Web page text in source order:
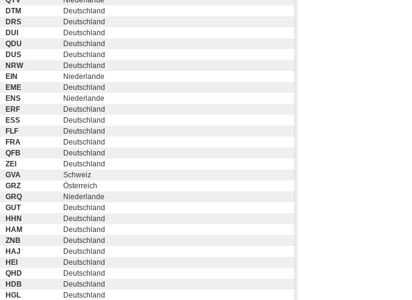
DTM
Deutschland
DRS
Deutschland
DUI
Deutschland
QDU
Deutschland
DUS
Deutschland
NRW
Deutschland
EIN
Niederlande
EME
Deutschland
ENS
Niederlande
ERF
Deutschland
ESS
Deutschland
FLF
Deutschland
FRA
Deutschland
QFB
Deutschland
ZEI
Deutschland
GVA
Schweiz
GRZ
Österreich
GRQ
Niederlande
GUT
Deutschland
HHN
Deutschland
HAM
Deutschland
ZNB
Deutschland
HAJ
Deutschland
HEI
Deutschland
QHD
Deutschland
HDB
Deutschland
HGL
Deutschland